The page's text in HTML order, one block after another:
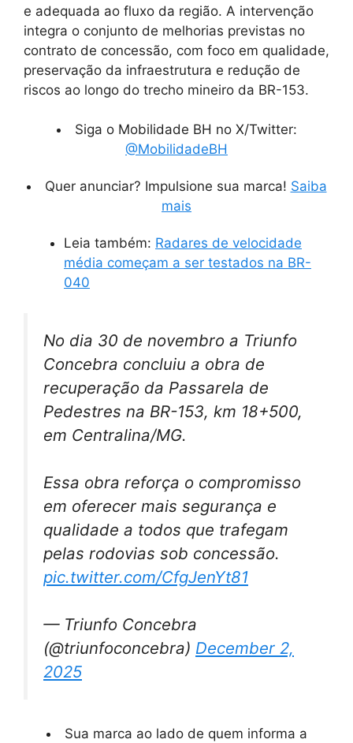
e adequada ao fluxo da região. A intervenção
integra o conjunto de melhorias previstas no
contrato de concessão, com foco em qualidade,
preservação da infraestrutura e redução de
riscos ao longo do trecho mineiro da BR-153.
Siga o Mobilidade BH no X/Twitter:
@MobilidadeBH
Quer anunciar? Impulsione sua marca! Saiba
mais
Leia também: Radares de velocidade
média começam a ser testados na BR-
040
No dia 30 de novembro a Triunfo
Concebra concluiu a obra de
recuperação da Passarela de
Pedestres na BR-153, km 18+500,
em Centralina/MG.
Essa obra reforça o compromisso
em oferecer mais segurança e
qualidade a todos que trafegam
pelas rodovias sob concessão.
pic.twitter.com/CfgJenYt81
— Triunfo Concebra
(@triunfoconcebra) December 2,
2025
Sua marca ao lado de quem informa a